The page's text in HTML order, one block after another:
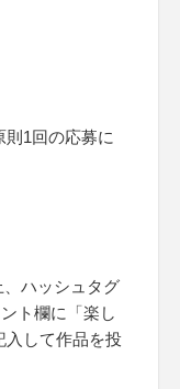
1回の応募に
、ハッシュタグ
ト欄に「楽し
入して作品を投